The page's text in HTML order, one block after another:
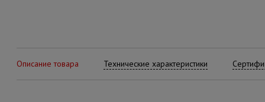
Описание товара Технические характеристики